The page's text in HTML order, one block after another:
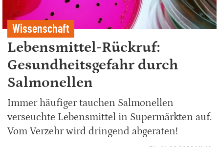
Wissenschaft
Lebensmittel-Rückruf:
Gesundheitsgefahr durch
Salmonellen
Immer häufiger tauchen Salmonellen
verseuchte Lebensmittel in Supermärkten auf.
Vom Verzehr wird dringend abgeraten!